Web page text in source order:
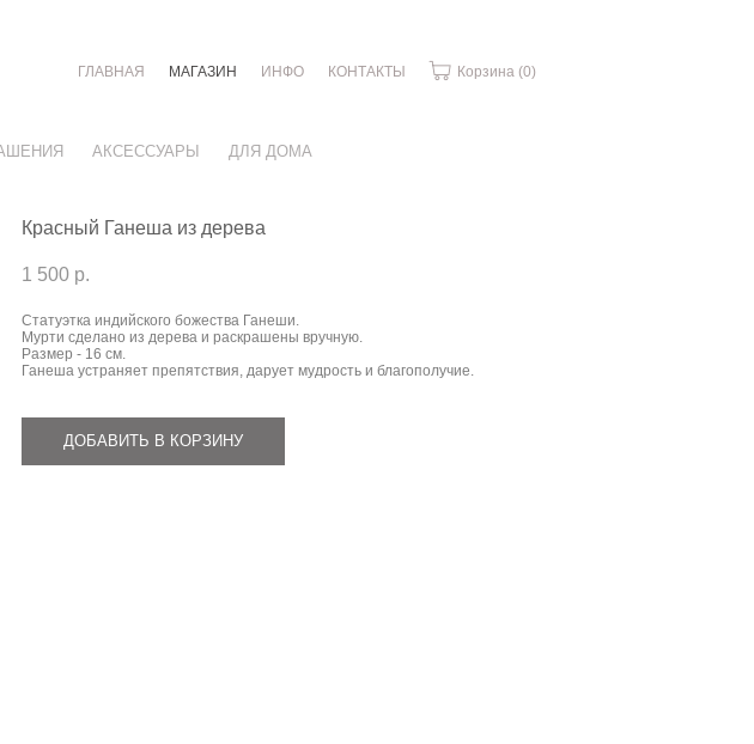
ГЛАВНАЯ МАГАЗИН ИНФО КОНТАКТЫ Корзина (0)
АКСЕССУАРЫ ДЛЯ ДОМА
Красный Ганеша из дерева
1 500 p.
Статуэтка индийского божества Ганеши.
Мурти сделано из дерева и раскрашены вручную.
Размер - 16 см.
Ганеша устраняет препятствия, дарует мудрость и благополучие.
ДОБАВИТЬ В КОРЗИНУ